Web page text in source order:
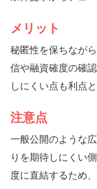
メリット
秘匿性を保ちなが
信や融資確度の確
しにくい点も利点
注意点
一般公開のような
りを期待しにくい
度に直結するため